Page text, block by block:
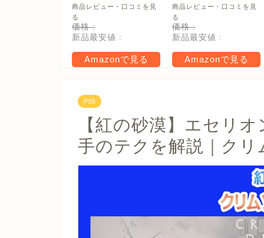
商品レビュー・口コミを見
る
価格 :
新品最安値 :
Amazonで見る
円|オンラインコー
ド版
商品レビュー・口コミを見
る
価格 :
新品最安値 :
Amazonで見る
PS5
【紅の砂漠】エセリ
手のテクを解説｜ク